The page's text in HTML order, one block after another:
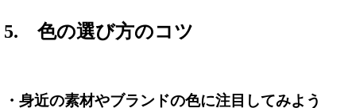
5. 色の選び方のコツ
・身近の素材やブランドの色に注目してみよう